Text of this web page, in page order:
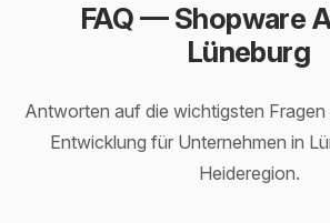
FAQ — Shopware
Lüneburg
Antworten auf die wichtigsten
Entwicklung für Unternehmen in
Heideregion.